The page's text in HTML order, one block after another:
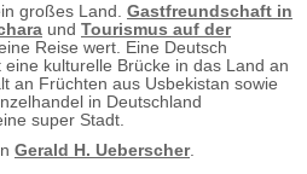
großes Land. Gastfreundschaft in
und Tourismus auf der
Reise wert. Eine Deutsch
kulturelle Brücke in das Land an
an Früchten aus Usbekistan sowie
in Deutschland
super Stadt.
Gerald H. Ueberscher.